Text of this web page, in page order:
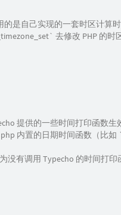
的是自己实现的一套时区计算
去修改 PHP 的时
提供的一些时间打印函数生
内置的日期时间函数（比
没有调用 Typecho 的时间打印